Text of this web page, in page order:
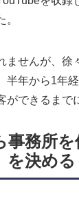
ませんが、徐
半年から1年
ができるまで
事務所を
を決める